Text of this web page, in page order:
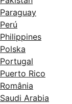
Paraguay
Perú
Philippines
Polska
Portugal
Puerto Rico
România
Saudi Arabia